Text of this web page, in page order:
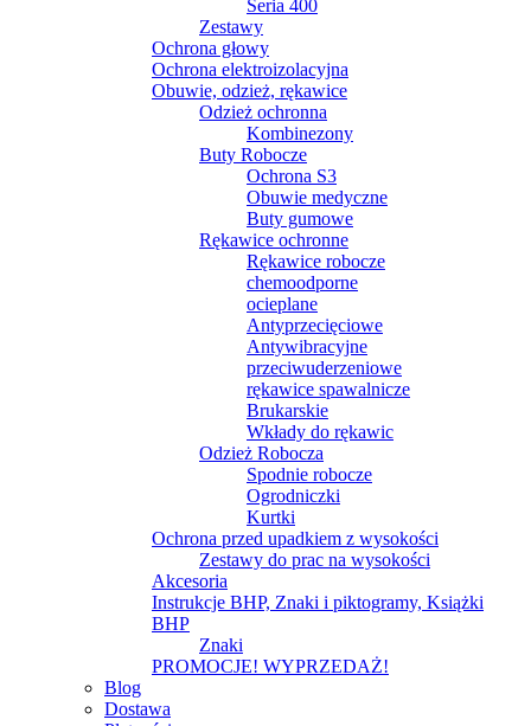
Seria 400
Zestawy
Ochrona głowy
Ochrona elektroizolacyjna
Obuwie, odzież, rękawice
Odzież ochronna
Kombinezony
Buty Robocze
Ochrona S3
Obuwie medyczne
Buty gumowe
Rękawice ochronne
Rękawice robocze
chemoodporne
ocieplane
Antyprzecięciowe
Antywibracyjne
przeciwuderzeniowe
rękawice spawalnicze
Brukarskie
Wkłady do rękawic
Odzież Robocza
Spodnie robocze
Ogrodniczki
Kurtki
Ochrona przed upadkiem z wysokości
Zestawy do prac na wysokości
Akcesoria
Instrukcje BHP, Znaki i piktogramy, Książki
BHP
Znaki
PROMOCJE! WYPRZEDAŻ!
Blog
Dostawa